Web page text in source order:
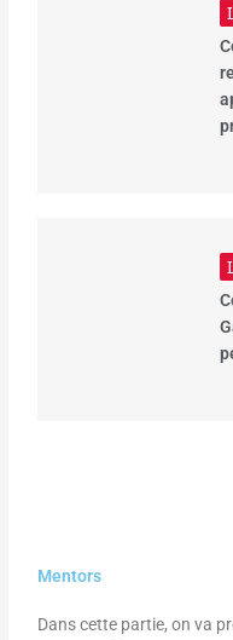
Mentors
Dans cette partie, on va